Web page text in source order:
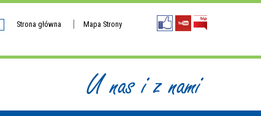
Strona główna Mapa Strony
U nas i z nami